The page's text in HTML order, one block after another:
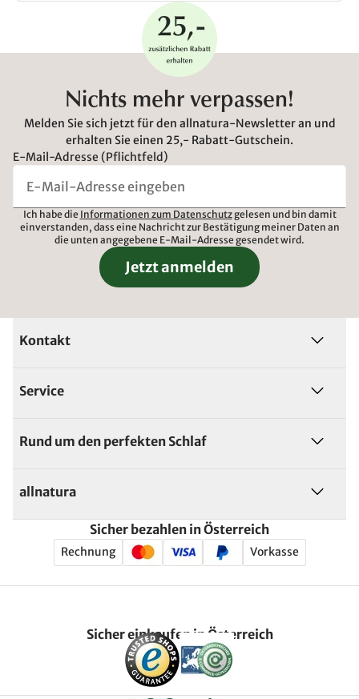
Nichts mehr verpassen!
Melden Sie sich jetzt für den allnatura-Newsletter an und
erhalten Sie einen 25,- Rabatt-Gutschein.
E-Mail-Adresse (Pflichtfeld)
Ich habe die Informationen zum Datenschutzgelesen und bin damit
einverstanden, dass eine Nachricht zur Bestätigung meiner Daten an
die unten angegebene E-Mail-Adresse gesendet wird.
Jetzt anmelden
Kontakt
Service
Rund um den perfekten Schlaf
allnatura
Sicher bezahlen in Österreich
Rechnung Vorkasse
Sicher einkaufen in Österreich